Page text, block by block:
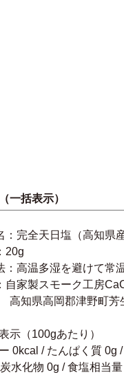
一括表示）
：完全天日塩（高知県産
：20g
：高温多湿を避けて常
自家製スモーク工房
高岡郡津野町芳生
示（100gあたり）
0kcal / たんぱく質 0g /
水化物 0g / 食塩相当